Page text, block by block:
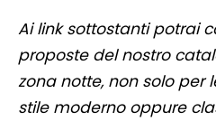
Ai link sottostanti potrai
proposte del nostro
zona notte, non solo per
stile moderno oppure